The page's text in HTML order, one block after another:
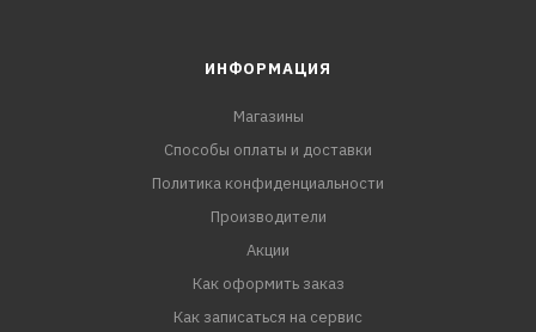
ИНФОРМАЦИЯ
Магазины
Способы оплаты и доставки
Политика конфиденциальности
Производители
Акции
Как оформить заказ
Как записаться на сервис